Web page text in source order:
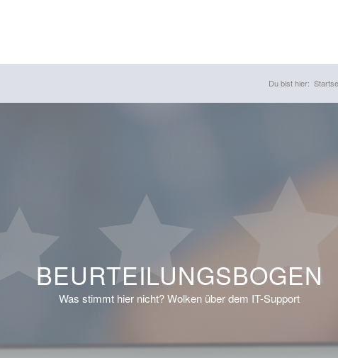
Du bist hier:
BEURTEILUNGSBOGEN
Was stimmt hier nicht? Wolken über dem IT-Support